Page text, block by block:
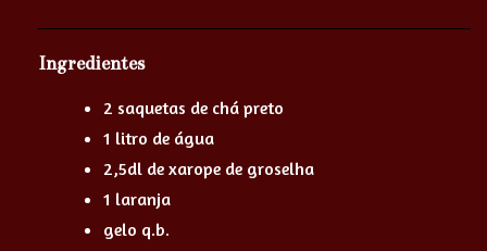
Ingredientes
2 saquetas de chá preto
1 litro de água
2,5dl de xarope de groselha
1 laranja
gelo q.b.